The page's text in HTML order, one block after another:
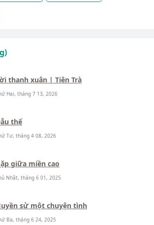
thanh xuân | Tiên Trà
Hai, tháng 7 13, 2026
thế
Tư, tháng 4 08, 2026
giữa miền cao
Nhật, tháng 6 01, 2025
sử một chuyện tình
Ba, tháng 6 24, 2025